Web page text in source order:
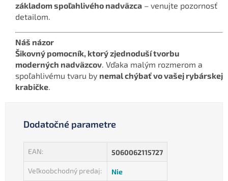
základom spoľahlivého nadväzca – venujte pozornosť
detailom.
Náš názor
Šikovný pomocník, ktorý zjednoduší tvorbu
moderných nadväzcov. Vďaka malým rozmerom a
spoľahlivému tvaru by nemal chýbať vo vašej rybárskej
krabičke.
Dodatočné parametre
EAN: 5060062115727
Veľkoobchodný predaj: Nie